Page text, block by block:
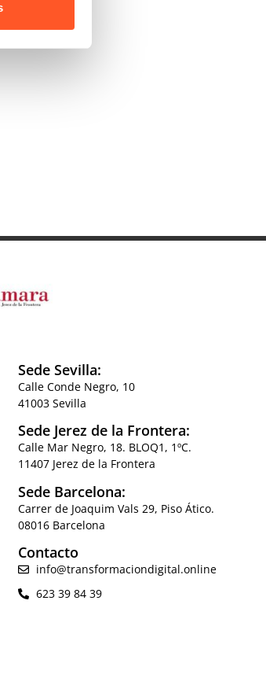
Sede Sevilla:
Calle Conde Negro, 10
41003 Sevilla
Sede Jerez de la Frontera:
Calle Mar Negro, 18. BLOQ1, 1ºC.
11407 Jerez de la Frontera
Sede Barcelona:
Carrer de Joaquim Vals 29, Piso Ático.
08016 Barcelona
Contacto
info@transformaciondigital.online
623 39 84 39